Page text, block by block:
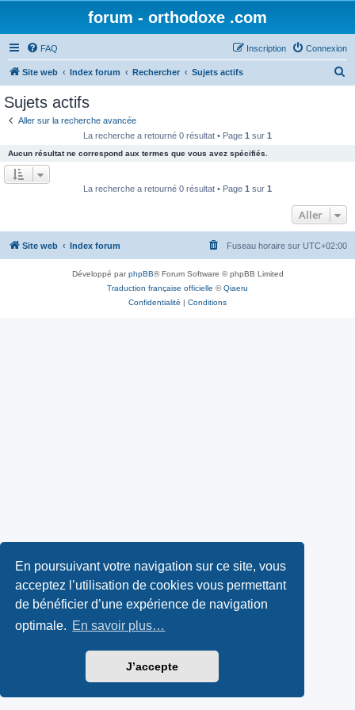
En poursuivant votre navigation sur ce site, vous
acceptez l’utilisation de cookies vous permettant
de bénéficier d’une expérience de navigation
optimale. En savoir plus…
J’accepte
forum - orthodoxe .com
FAQ Connexion
Inscription
Site web Index forum Rechercher Sujets actifs
e
r
Sujets actifs
Aller sur la recherche avancée
La recherche a retourné 0 résultat • Page 1 sur 1
Aucun résultat ne correspond aux termes que vous avez spécifiés.
La recherche a retourné 0 résultat • Page 1 sur 1
Aller
Site web Index forum Fuseau horaire sur UTC+02:00
Développé parphpBB® Forum Software © phpBB Limited
Traduction française officielle ©Qiaeru
Confidentialité | Conditions